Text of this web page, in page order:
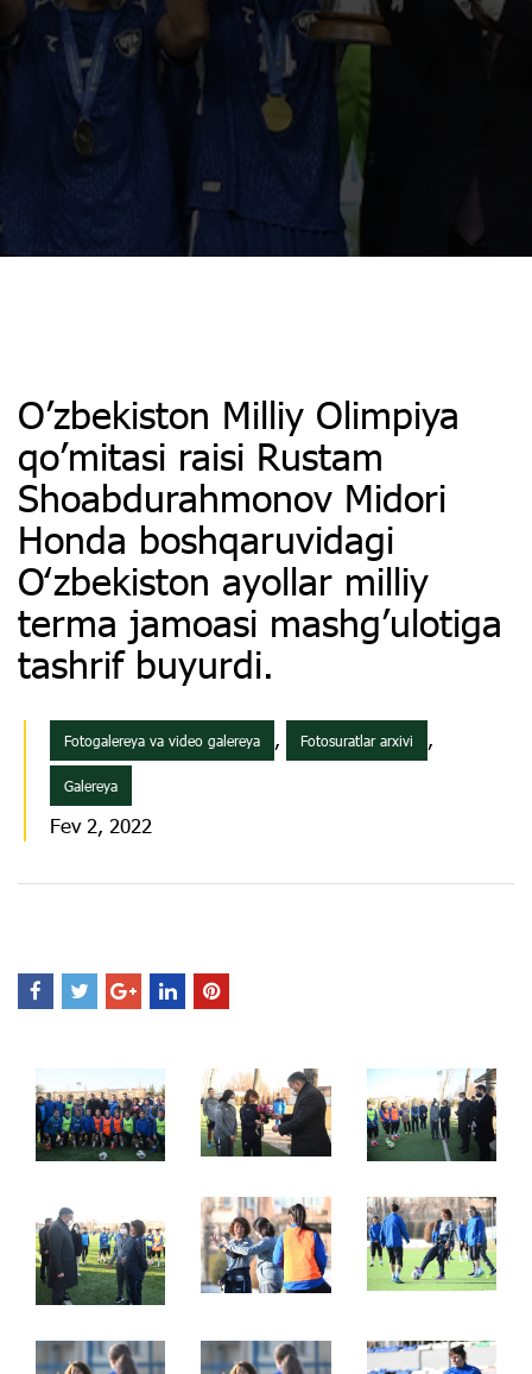
O’zbekiston Milliy Olimpiya
qo’mitasi raisi Rustam
Shoabdurahmonov Midori
Honda boshqaruvidagi
Oʻzbekiston ayollar milliy
terma jamoasi mashg’ulotiga
tashrif buyurdi.
Fotogalereya va video galereya , Fotosuratlar arxivi ,
Galereya
Fev 2, 2022